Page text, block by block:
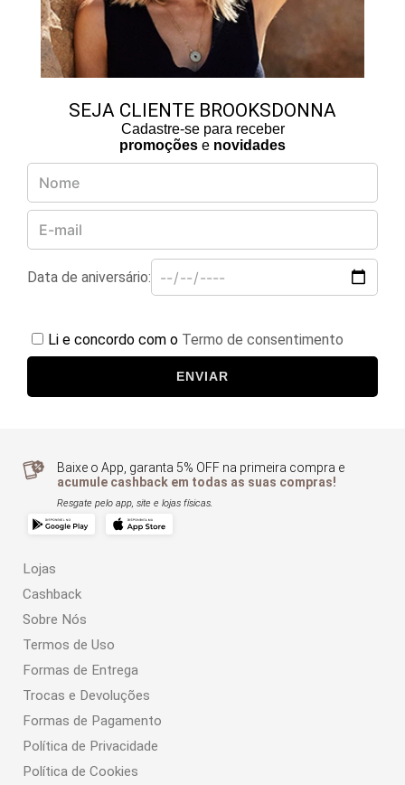
SEJA CLIENTE BROOKSDONNA
Cadastre-se para receber
promoções e novidades
Data de aniversário:
Li e concordo com o Termo de consentimento
ENVIAR
Baixe o App, garanta 5% OFF na primeira compra e
acumule cashback em todas as suas compras!
Resgate pelo app, site e lojas físicas.
Lojas
Cashback
Sobre Nós
Termos de Uso
Formas de Entrega
Trocas e Devoluções
Formas de Pagamento
Política de Privacidade
Política de Cookies